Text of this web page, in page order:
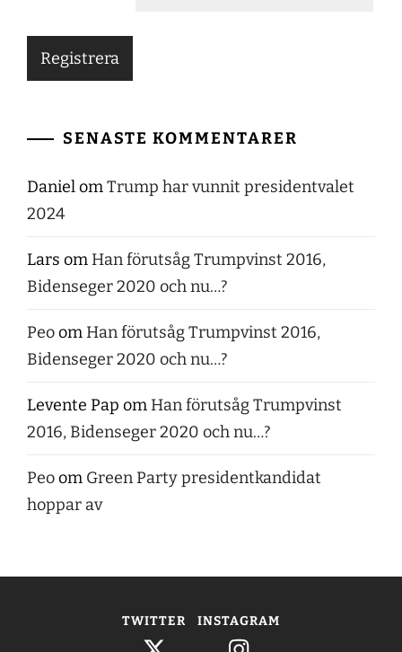
SENASTE KOMMENTARER
DanielomTrump har vunnit presidentvalet
2024
Lars om Han förutsåg Trumpvinst 2016,
Bidenseger 2020 och nu…?
Peoom Han förutsåg Trumpvinst 2016,
Bidenseger 2020 och nu…?
Levente Pap om Han förutsåg Trumpvinst
2016, Bidenseger 2020 och nu…?
Peoom Green Party presidentkandidat
hoppar av
TWITTER INSTAGRAM